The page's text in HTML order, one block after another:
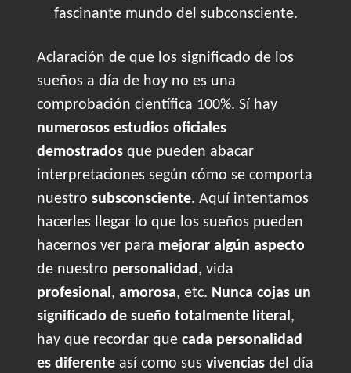
fascinante mundo del subconsciente.
Aclaración de que los significado de los
sueños a día de hoy no es una
comprobación científica 100%. Sí hay
numerosos estudios oficiales
demostrados que pueden abacar
interpretaciones según cómo se comporta
nuestro subsconsciente. Aquí intentamos
hacerles llegar lo que los sueños pueden
hacernos ver para mejorar algún aspecto
de nuestro personalidad, vida
profesional, amorosa, etc. Nunca cojas un
significado de sueño totalmente literal,
hay que recordar que cada personalidad
es diferente así como sus vivencias del día